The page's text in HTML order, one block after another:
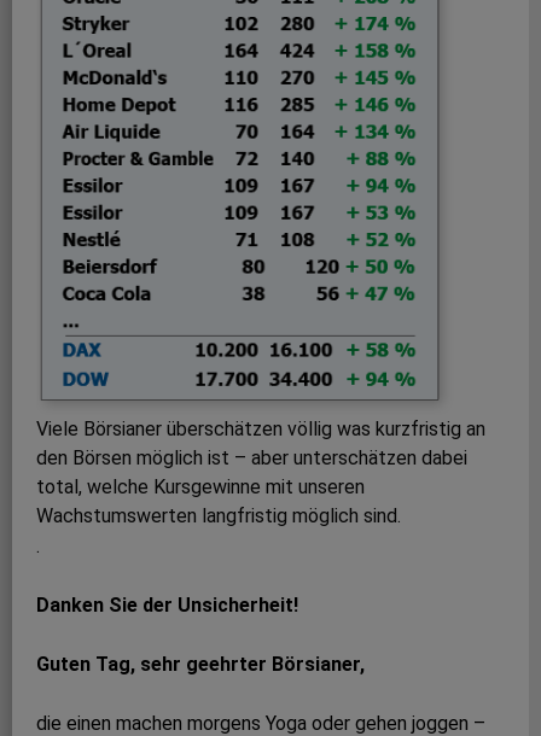
Viele Börsianer überschätzen völlig was kurzfristig an
den Börsen möglich ist – aber unterschätzen dabei
total, welche Kursgewinne mit unseren
Wachstumswerten langfristig möglich sind.
.
Danken Sie der Unsicherheit!
Guten Tag, sehr geehrter Börsianer,
die einen machen morgens Yoga oder gehen joggen –